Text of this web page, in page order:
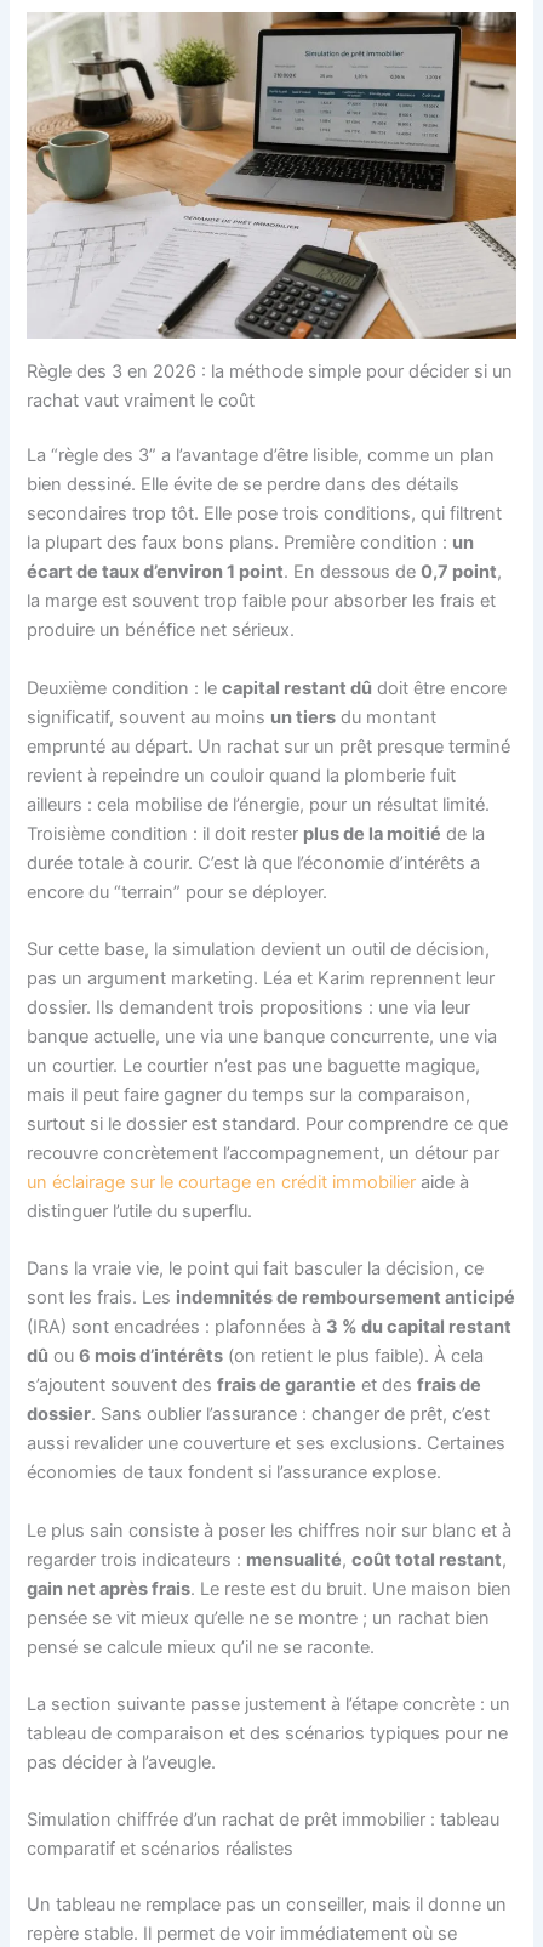
Règle des 3 en 2026 : la méthode simple pour décider si un
rachat vaut vraiment le coût
La “règle des 3” a l’avantage d’être lisible, comme un plan
bien dessiné. Elle évite de se perdre dans des détails
secondaires trop tôt. Elle pose trois conditions, qui filtrent
la plupart des faux bons plans. Première condition : un
écart de taux d’environ 1 point. En dessous de0,7 point,
la marge est souvent trop faible pour absorber les frais et
produire un bénéfice net sérieux.
Deuxième condition : lecapital restant dû doit être encore
significatif, souvent au moins un tiers du montant
emprunté au départ. Un rachat sur un prêt presque terminé
revient à repeindre un couloir quand la plomberie fuit
ailleurs : cela mobilise de l’énergie, pour un résultat limité.
Troisième condition : il doit rester plus de la moitié de la
durée totale à courir. C’est là que l’économie d’intérêts a
encore du “terrain” pour se déployer.
Sur cette base, la simulation devient un outil de décision,
pas un argument marketing. Léa et Karim reprennent leur
dossier. Ils demandent trois propositions : une via leur
banque actuelle, une via une banque concurrente, une via
un courtier. Le courtier n’est pas une baguette magique,
mais il peut faire gagner du temps sur la comparaison,
surtout si le dossier est standard. Pour comprendre ce que
recouvre concrètement l’accompagnement, un détour par
un éclairage sur le courtage en crédit immobilier aide à
distinguer l’utile du superflu.
Dans la vraie vie, le point qui fait basculer la décision, ce
sont les frais. Les indemnités de remboursement anticipé
(IRA) sont encadrées : plafonnées à 3 % du capital restant
dû ou6 mois d’intérêts (on retient le plus faible). À cela
s’ajoutent souvent desfrais de garantie et desfrais de
dossier. Sans oublier l’assurance : changer de prêt, c’est
aussi revalider une couverture et ses exclusions. Certaines
économies de taux fondent si l’assurance explose.
Le plus sain consiste à poser les chiffres noir sur blanc et à
regarder trois indicateurs : mensualité,coût total restant,
gain net après frais. Le reste est du bruit. Une maison bien
pensée se vit mieux qu’elle ne se montre ; un rachat bien
pensé se calcule mieux qu’il ne se raconte.
La section suivante passe justement à l’étape concrète : un
tableau de comparaison et des scénarios typiques pour ne
pas décider à l’aveugle.
Simulation chiffrée d’un rachat de prêt immobilier : tableau
comparatif et scénarios réalistes
Un tableau ne remplace pas un conseiller, mais il donne un
repère stable. Il permet de voir immédiatement où se